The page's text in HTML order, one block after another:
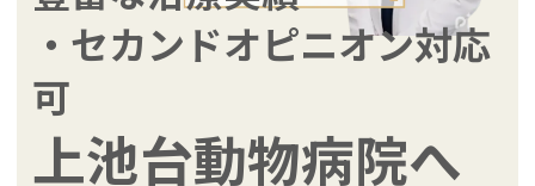
・セカンドオピニオン対応
可
上池台動物病院へ